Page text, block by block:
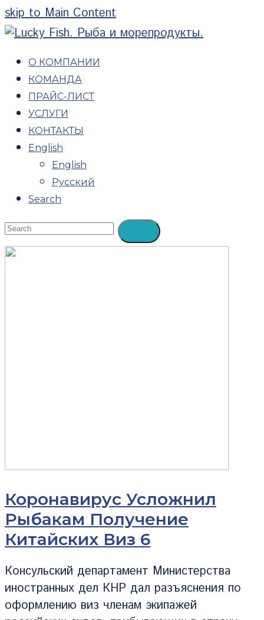
skip to Main Content
О КОМПАНИИ
КОМАНДА
ПРАЙС-ЛИСТ
УСЛУГИ
КОНТАКТЫ
English
English
Русский
Search
Open
Mobile
Menu
Search Submit
Коронавирус Усложнил
Рыбакам Получение
Китайских Виз 6
Консульский департамент Министерства
иностранных дел КНР дал разъяснения по
оформлению виз членам экипажей